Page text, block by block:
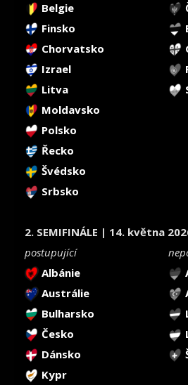
Belgie
Finsko
Chorvatsko
Izrael
Litva
Moldavsko
Polsko
Řecko
Švédsko
Srbsko
2. SEMIFINÁLE | 14. května
postupující
Albánie
Austrálie
Bulharsko
Česko
Dánsko
Kypr